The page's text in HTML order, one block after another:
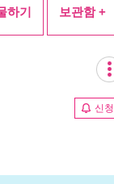
하기 보관함 +
신청